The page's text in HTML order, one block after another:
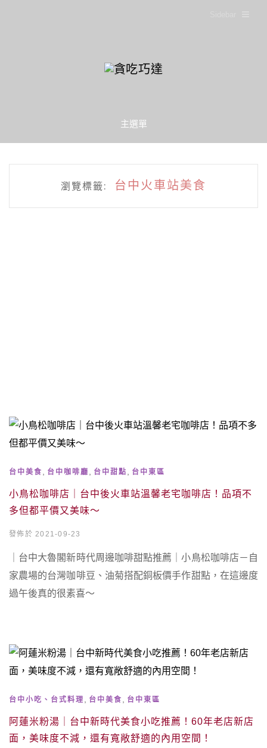
主選單
瀏覽標籤: 台中火車站美食
台中美食 台中咖啡廳 台中甜點 台中東區
小鳥松咖啡店｜台中後火車站溫馨老宅咖啡店！品項不
多但都平價又美味～
發佈於 2021-09-23
｜台中大魯閣新時代周邊咖啡甜點推薦｜小鳥松咖啡店－自
家農場的台灣咖啡豆、油菊搭配銅板價手作甜點，在這邊度
過午後真的很素喜～
台中小吃、台式料理 台中美食 台中東區
阿蓮米粉湯｜台中新時代美食小吃推薦！60年老店新店
面，美味度不減，還有寬敞舒適的內用空間！